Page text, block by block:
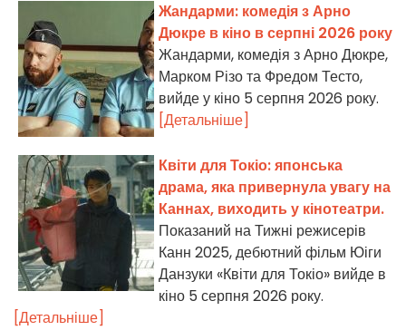
Жандарми: комедія з Арно
Дюкре в кіно в серпні 2026 року
Жандарми, комедія з Арно Дюкре,
Марком Різо та Фредом Тесто,
вийде у кіно 5 серпня 2026 року.
[Детальніше]
Квіти для Токіо: японська
драма, яка привернула увагу на
Каннах, виходить у кінотеатри.
Показаний на Тижні режисерів
Канн 2025, дебютний фільм Юіги
Данзуки «Квіти для Токіо» вийде в
кіно 5 серпня 2026 року.
[Детальніше]